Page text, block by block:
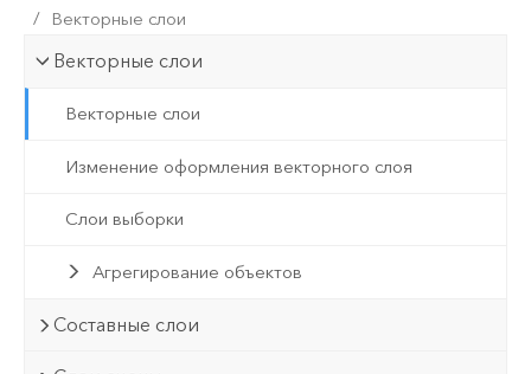
Векторные слои
Векторные слои
Векторные слои
Изменение оформления векторного слоя
Слои выборки
Агрегирование объектов
Составные слои